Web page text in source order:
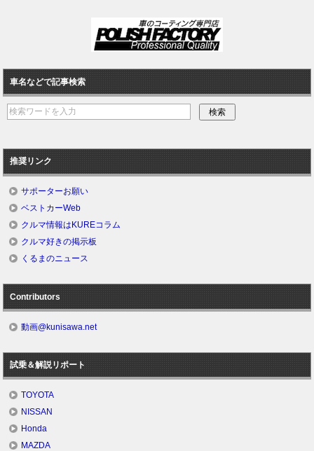
車名などで記事検索
推奨リンク
サポーターお願い
ベストカーWeb
クルマ情報はKUREコラム
クルマ好きの掲示板
くるまのニュース
Contributors
動画@kunisawa.net
試乗＆解説リポート
TOYOTA
NISSAN
Honda
MAZDA